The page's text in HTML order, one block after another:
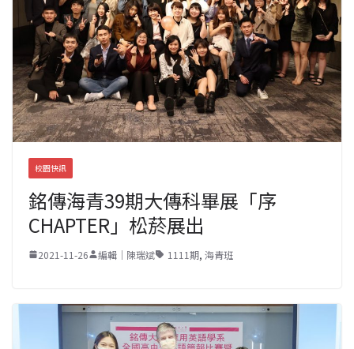
校園快訊
銘傳海青39期大傳科畢展「序
CHAPTER」松菸展出
2021-11-26 編輯｜陳瑞斌 1111期, 海青班